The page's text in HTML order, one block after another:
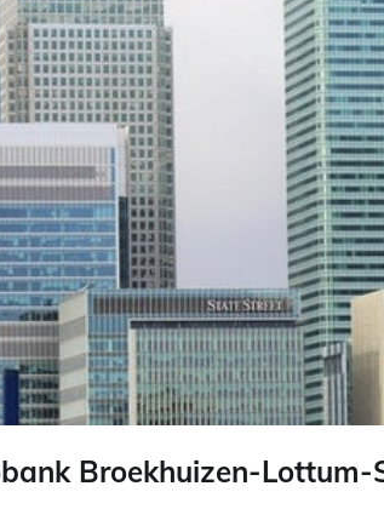
Broekhuizen-